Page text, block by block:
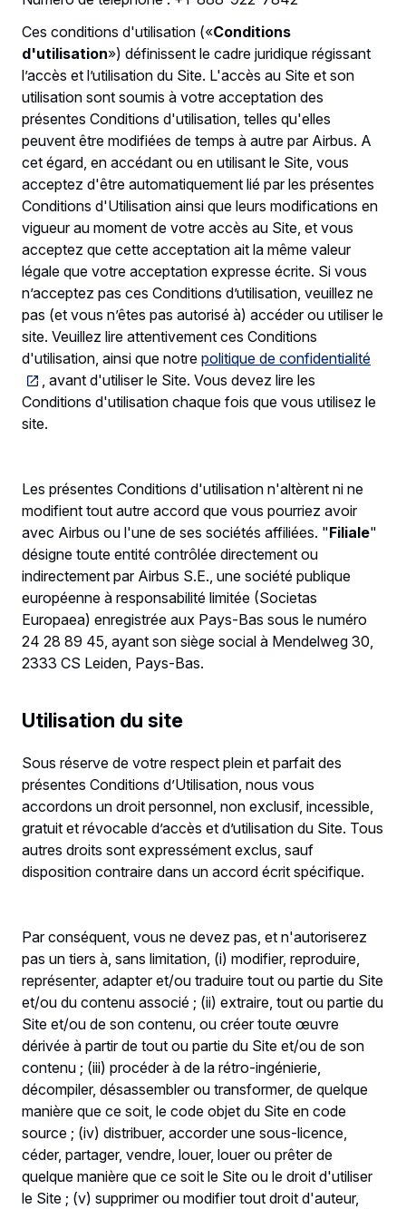
Ces conditions d'utilisation («Conditions
d'utilisation») définissent le cadre juridique régissant
l’accès et l’utilisation du Site. L'accès au Site et son
utilisation sont soumis à votre acceptation des
présentes Conditions d'utilisation, telles qu'elles
peuvent être modifiées de temps à autre par Airbus. A
cet égard, en accédant ou en utilisant le Site, vous
acceptez d'être automatiquement lié par les présentes
Conditions d'Utilisation ainsi que leurs modifications en
vigueur au moment de votre accès au Site, et vous
acceptez que cette acceptation ait la même valeur
légale que votre acceptation expresse écrite. Si vous
n’acceptez pas ces Conditions d’utilisation, veuillez ne
pas (et vous n’êtes pas autorisé à) accéder ou utiliser le
site. Veuillez lire attentivement ces Conditions
d'utilisation, ainsi que notre politique de confidentialité
, avant d'utiliser le Site. Vous devez lire les
Conditions d'utilisation chaque fois que vous utilisez le
site.
Les présentes Conditions d'utilisation n'altèrent ni ne
modifient tout autre accord que vous pourriez avoir
avec Airbus ou l'une de ses sociétés affiliées. "Filiale"
désigne toute entité contrôlée directement ou
indirectement par Airbus S.E., une société publique
européenne à responsabilité limitée (Societas
Europaea) enregistrée aux Pays-Bas sous le numéro
24 28 89 45, ayant son siège social à Mendelweg 30,
2333 CS Leiden, Pays-Bas.
Utilisation du site
Sous réserve de votre respect plein et parfait des
présentes Conditions d’Utilisation, nous vous
accordons un droit personnel, non exclusif, incessible,
gratuit et révocable d’accès et d’utilisation du Site. Tous
autres droits sont expressément exclus, sauf
disposition contraire dans un accord écrit spécifique.
Par conséquent, vous ne devez pas, et n'autoriserez
pas un tiers à, sans limitation, (i) modifier, reproduire,
représenter, adapter et/ou traduire tout ou partie du Site
et/ou du contenu associé ; (ii) extraire, tout ou partie du
Site et/ou de son contenu, ou créer toute œuvre
dérivée à partir de tout ou partie du Site et/ou de son
contenu ; (iii) procéder à de la rétro-ingénierie,
décompiler, désassembler ou transformer, de quelque
manière que ce soit, le code objet du Site en code
source ; (iv) distribuer, accorder une sous-licence,
céder, partager, vendre, louer, louer ou prêter de
quelque manière que ce soit le Site ou le droit d'utiliser
le Site ; (v) supprimer ou modifier tout droit d'auteur,